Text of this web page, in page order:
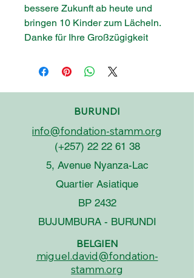
bessere Zukunft ab heute und
bringen 10 Kinder zum Lächeln.
Danke für Ihre Großzügigkeit
BURUNDI
info@fondation-stamm.org
(+257) 22 22 61 38
5, Avenue Nyanza-Lac
Quartier Asiatique
BP 2432
BUJUMBURA - BURUNDI
BELGIEN
miguel.david@fondation-
stamm.org